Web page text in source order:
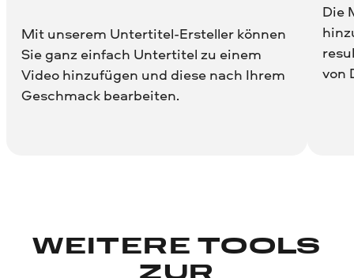
Mit unserem Untertitel-Ersteller können
Sie ganz einfach Untertitel zu einem
Video hinzufügen und diese nach Ihrem
Geschmack bearbeiten.
Die
von
WEITERE TOOLS